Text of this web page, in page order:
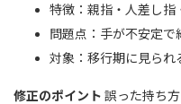
特徴：親指・人差し指
問題点：手が不安定で
対象：移行期に見られ
修正のポイント 誤った持ち